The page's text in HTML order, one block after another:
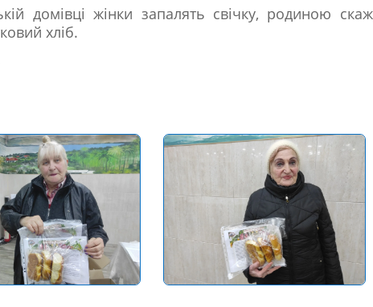
домівці жінки запалять свічку, родиною
хліб.